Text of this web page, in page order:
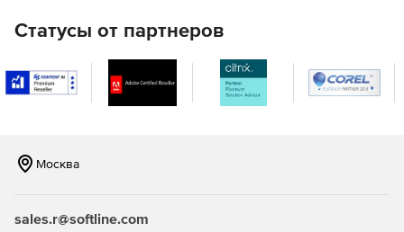
Резервное копирование и восстановление данных 1С
Handy Backup работает с данными 1С версии 7.7 и 8.х,
включая наиболее популярную версию 8.3, в файловом и
SQL-режимах хранения данных. Администратор 1С может
Статусы от партнеров
Москва
sales.r@softline.com